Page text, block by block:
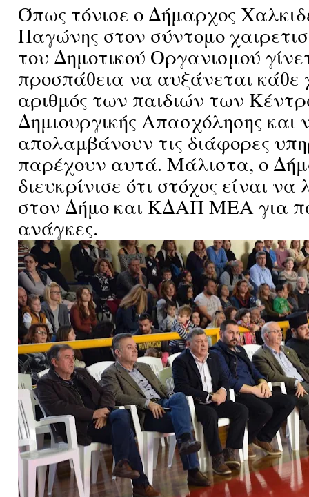
Όπως τόνισε ο Δήμαρχος
Παγώνης στον σύντομο
του Δημοτικού Οργανισμού
προσπάθεια να αυξάνεται κάθε
αριθμός των παιδιών των
Δημιουργικής Απασχόλησης και
απολαμβάνουν τις διάφορες
παρέχουν αυτά. Μάλιστα, ο
διευκρίνισε ότι στόχος είναι να
στον Δήμο και ΚΔΑΠ ΜΕΑ για
ανάγκες.